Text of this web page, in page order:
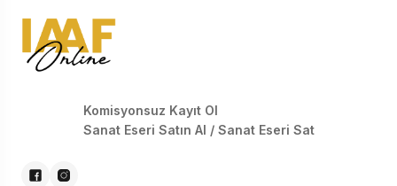
Komisyonsuz Kayıt Ol
Sanat Eseri Satın Al / Sanat Eseri Sat